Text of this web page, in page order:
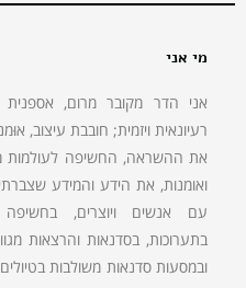
מי אני
אני הדר מקובר מרום,
רעיונאית ויזמית; חובבת עיצוב,
את ההשראה, החשיפה לעולמות
ואומנות, את הידע והמידע
עם אנשים ויוצרים,
בתערוכות, בסדנאות והרצאות
ובמסעות סדנאות משולבות